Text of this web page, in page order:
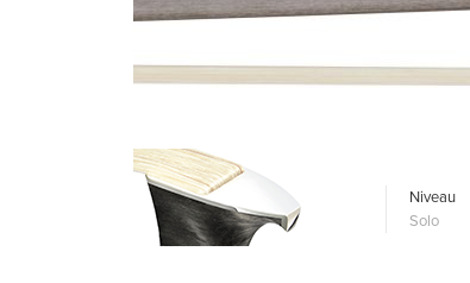
Niveau
Solo